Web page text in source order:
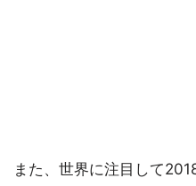
また、世界に注目して